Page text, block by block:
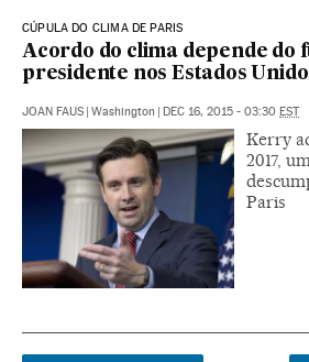
CÚPULA DO CLIMA DE PARIS
Acordo do clima depende do
presidente nos Estados
JOAN FAUS Washington DEC 16, 2015 - 03:30 EST
Kerry
2017,
Paris